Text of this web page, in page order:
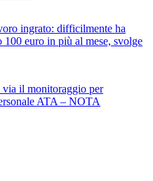
ingrato: difficilmente ha
100 euro in più al mese, svolge
via il monitoraggio per
ATA – NOTA